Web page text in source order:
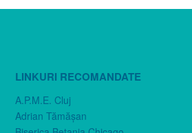
LINKURI RECOMANDATE
A.P.M.E. Cluj
Adrian Tămăşan